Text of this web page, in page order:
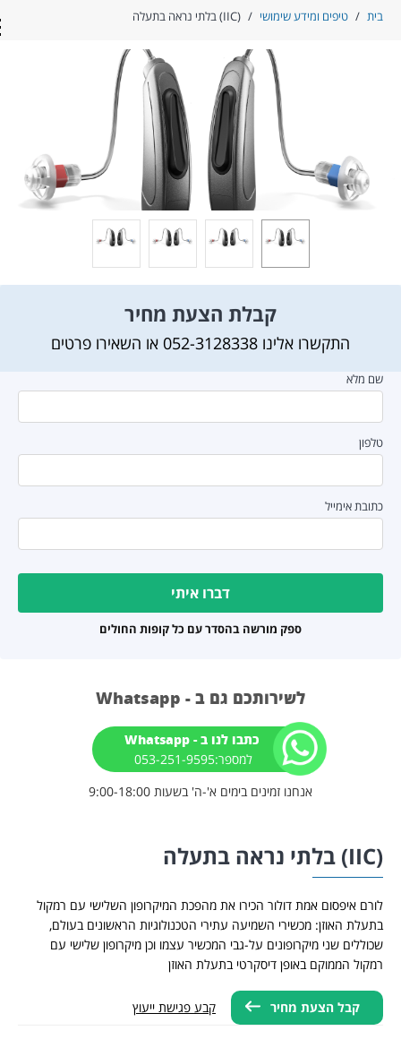
/ טיפים ומידע שימושי /
קבלת הצעת מחיר
התקשרו אלינו052-3128338או השאירו פרטים
מלא
אימייל
ספק מורשה בהסדר עם כל קופות החולים
לשירותכם גם ב - Whatsapp
כתבו לנו ב - Whatsapp
למספר:⁦053-251-9595 ⁩⁩
אנחנו זמינים בימים א'-ה' בשעות 9:00-18:00
איפסום אמת דולור הכירו את מהפכת המיקרופון השלישי עם רמקול
האוזן: מכשירי השמיעה עתירי הטכנולוגיות הראשונים בעולם,
שני מיקרופונים על-גבי המכשיר עצמו וכן מיקרופון שלישי עם
הממוקם באופן דיסקרטי בתעלת האוזן
קבל הצעת מחיר קבע פגישת ייעוץ